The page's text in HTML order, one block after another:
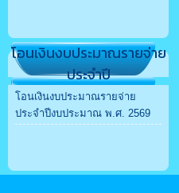
โอนเงินงบประมาณรายจ่าย
ประจำปี
โอนเงินงบประมาณรายจ่าย
ประจำปีงบประมาณ พ.ศ. 2569